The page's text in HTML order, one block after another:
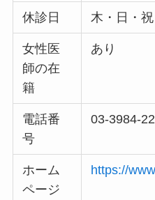
休診日 木・日・
女性医
師の在
籍
あり
電話番
号
03-3984-
ホーム
ページ
https://